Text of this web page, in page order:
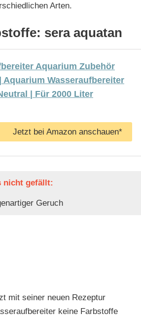
Arten.
sera aquatan
Aquarium Zubehör
Wasseraufbereiter
| Für 2000 Liter
Jetzt bei Amazon anschauen*
nicht gefällt:
Geruch
mit seiner neuen Rezeptur
keine Farbstoffe